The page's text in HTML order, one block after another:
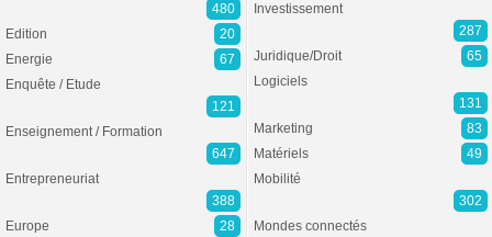
480
Edition
20
Energie
67
Enquête / Etude
121
Enseignement / Formation
647
Entrepreneuriat
388
Europe
28
Investissement
287
Juridique/Droit
65
Logiciels
131
Marketing
83
Matériels
49
Mobilité
302
Mondes connectés